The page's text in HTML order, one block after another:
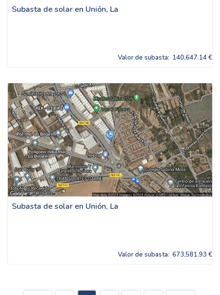
Subasta de solar en Unión, La
Valor de subasta: 140,647.14 €
Subasta de solar en Unión, La
Valor de subasta: 673,581.93 €